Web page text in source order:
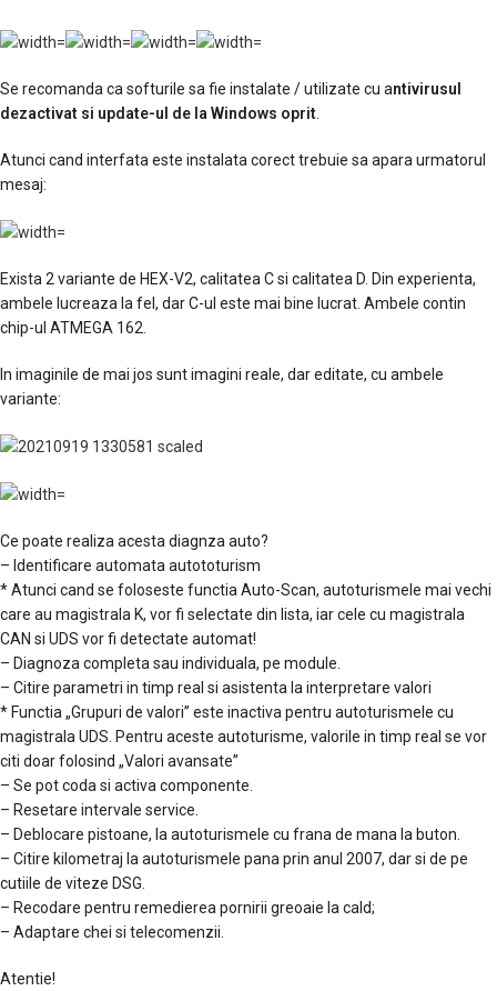
Se recomanda ca softurile sa fie instalate / utilizate cu antivirusul
dezactivat si update-ul de la Windows oprit
Atunci cand interfata este instalata corect trebuie sa apara urmatorul
mesaj:
Exista 2 variante de HEX-V2, calitatea C si calitatea D. Din experienta,
ambele lucreaza la fel, dar C-ul este mai bine lucrat. Ambele contin
chip-ul ATMEGA 162.
In imaginile de mai jos sunt imagini reale, dar editate, cu ambele
variante:
Ce poate realiza acesta diagnza auto?
– Identificare automata autototurism
* Atunci cand se foloseste functia Auto-Scan, autoturismele mai vechi
care au magistrala K, vor fi selectate din lista, iar cele cu magistrala
CAN si UDS vor fi detectate automat!
– Diagnoza completa sau individuala, pe module.
– Citire parametri in timp real si asistenta la interpretare valori
* Functia „Grupuri de valori” este inactiva pentru autoturismele cu
magistrala UDS. Pentru aceste autoturisme, valorile in timp real se vor
citi doar folosind „Valori avansate”
– Se pot coda si activa componente.
– Resetare intervale service.
– Deblocare pistoane, la autoturismele cu frana de mana la buton.
– Citire kilometraj la autoturismele pana prin anul 2007, dar si de pe
cutiile de viteze DSG.
– Recodare pentru remedierea pornirii greoaie la cald;
– Adaptare chei si telecomenzii.
Atentie!